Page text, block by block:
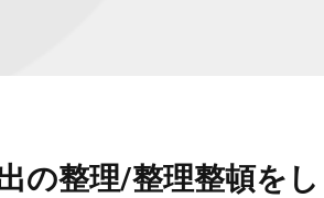
の整理/整理整頓を